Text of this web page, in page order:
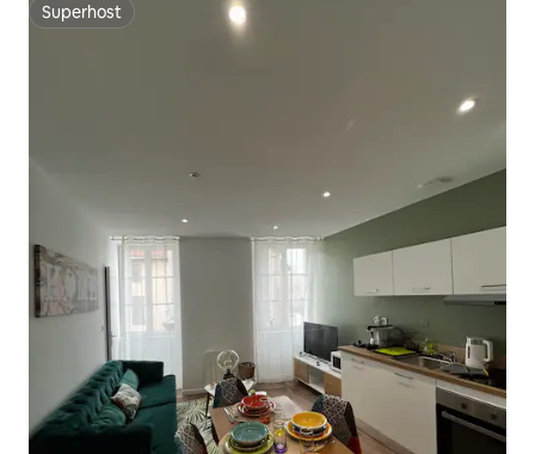
Superhost
Superhost